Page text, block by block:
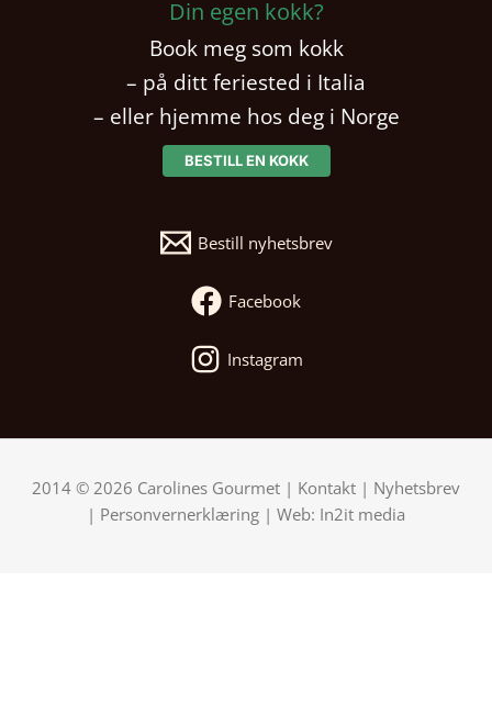
Din egen kokk?
Book meg som kokk
– på ditt feriested i Italia
– eller hjemme hos deg i Norge
BESTILL EN KOKK
Bestill nyhetsbrev
Facebook
Instagram
2014 © 2026 Carolines Gourmet | Kontakt | Nyhetsbrev
| Personvernerklæring | Web: In2it media